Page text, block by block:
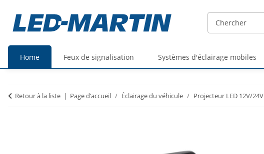
Home Feux de signalisation Systèmes d'éclairage mobiles
TTC
HT
Retour à la liste Page d’accueil Éclairage du véhicule Projecteur LED 12V/24V